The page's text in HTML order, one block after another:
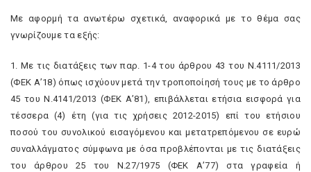
Με αφορμή τα ανωτέρω σχετικά, αναφορικά με το θέμα σας
γνωρίζουμε τα εξής:
1. Με τις διατάξεις των παρ. 1-4 του άρθρου 43 του Ν.4111/2013
(ΦΕΚ Α’18) όπως ισχύουν μετά την τροποποίησή τους με το άρθρο
45 του Ν.4141/2013 (ΦΕΚ Α’81), επιβάλλεται ετήσια εισφορά για
τέσσερα (4) έτη (για τις χρήσεις 2012-2015) επί του ετήσιου
ποσού του συνολικού εισαγόμενου και μετατρεπόμενου σε ευρώ
συναλλάγματος σύμφωνα με όσα προβλέπονται με τις διατάξεις
του άρθρου 25 του Ν.27/1975 (ΦΕΚ Α’77) στα γραφεία ή